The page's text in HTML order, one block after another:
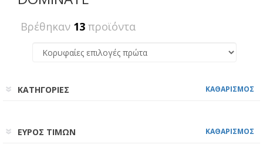
ΣΥΝΔΕΣΗ
Βρέθηκαν 13 προϊόντα
ΚΑΤΗΓΟΡΙΕΣ ΚΑΘΑΡΙΣΜΟΣ
ΕΥΡΟΣ ΤΙΜΩΝ ΚΑΘΑΡΙΣΜΟΣ